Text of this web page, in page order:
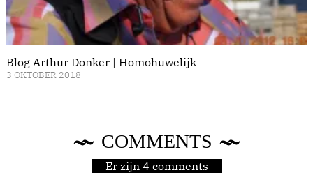
Blog Arthur Donker | Homohuwelijk
3 OKTOBER 2018
COMMENTS
Er zijn 4 comments